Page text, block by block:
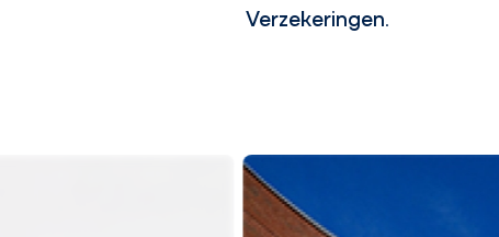
Verzekeringen.